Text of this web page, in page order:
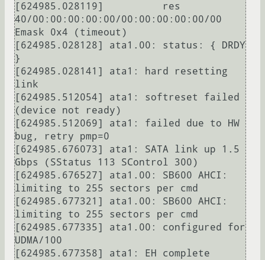
[624985.028119]          res
40/00:00:00:00:00/00:00:00:00:00/00
Emask 0x4 (timeout)
[624985.028128] ata1.00: status: { DRDY
}
[624985.028141] ata1: hard resetting
link
[624985.512054] ata1: softreset failed
(device not ready)
[624985.512069] ata1: failed due to HW
bug, retry pmp=0
[624985.676073] ata1: SATA link up 1.5
Gbps (SStatus 113 SControl 300)
[624985.676527] ata1.00: SB600 AHCI:
limiting to 255 sectors per cmd
[624985.677321] ata1.00: SB600 AHCI:
limiting to 255 sectors per cmd
[624985.677335] ata1.00: configured for
UDMA/100
[624985.677358] ata1: EH complete